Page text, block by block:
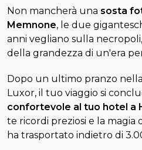
Non mancherà una sosta
Memnone, le due
anni vegliano sulla
della grandezza di un'era
Dopo un ultimo pranzo
Luxor, il tuo viaggio si
confortevole al tuo hotel a
te ricordi preziosi e la magia
ha trasportato indietro di